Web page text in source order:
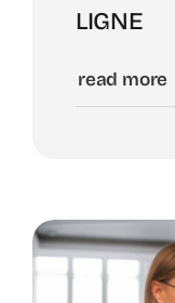
LIGNE
read more